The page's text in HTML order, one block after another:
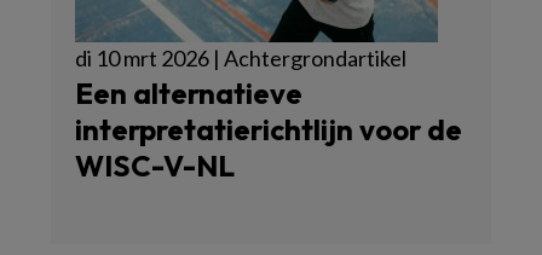
di 10 mrt 2026 | Achtergrondartikel
Een alternatieve
interpretatierichtlijn voor de
WISC-V-NL